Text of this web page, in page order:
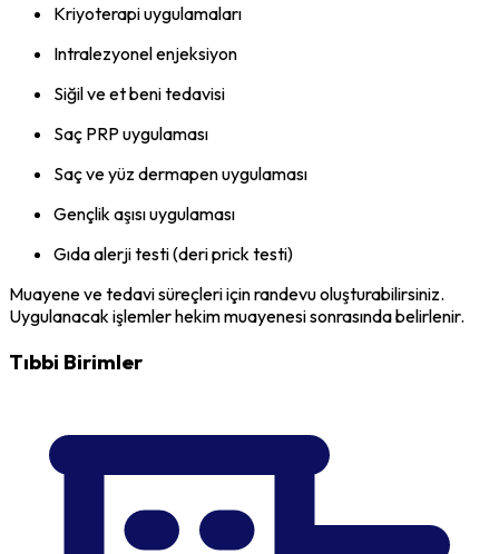
Kriyoterapi uygulamaları
Intralezyonel enjeksiyon
Siğil ve et beni tedavisi
Saç PRP uygulaması
Saç ve yüz dermapen uygulaması
Gençlik aşısı uygulaması
Gıda alerji testi (deri prick testi)
Muayene ve tedavi süreçleri için randevu oluşturabilirsiniz.
Uygulanacak işlemler hekim muayenesi sonrasında belirlenir.
Tıbbi Birimler